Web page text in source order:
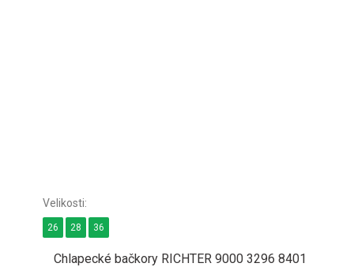
Chlapecké bačkory RICHTER 9000 3296 8401
26 28 36